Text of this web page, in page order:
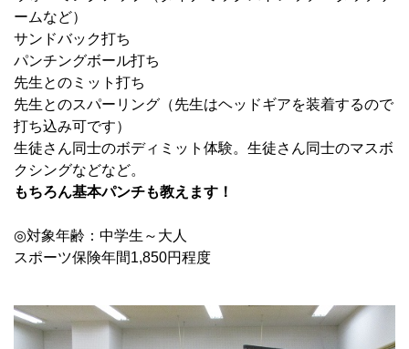
ームなど）
サンドバック打ち
パンチングボール打ち
先生とのミット打ち
先生とのスパーリング（先生はヘッドギアを装着するので
打ち込み可です）
生徒さん同士のボディミット体験。生徒さん同士のマスボ
クシングなどなど。
もちろん基本パンチも教えます！
◎対象年齢：中学生～大人
スポーツ保険年間1,850円程度